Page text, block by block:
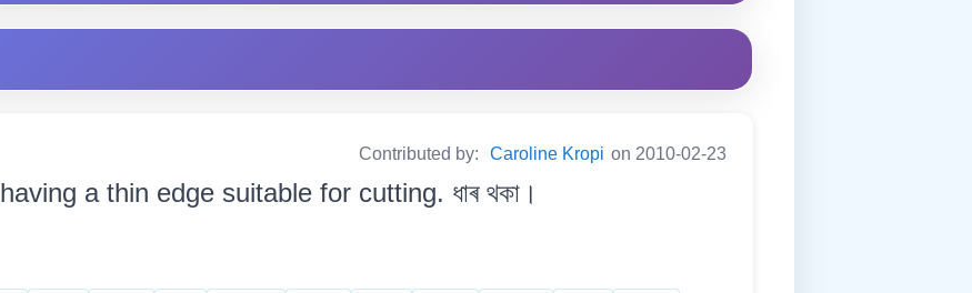
Contributed by: Caroline Kropi on 2010-02-23
having a thin edge suitable for cutting. ধাৰ থকা।